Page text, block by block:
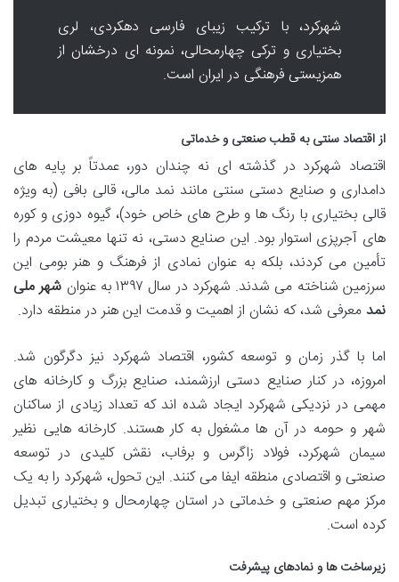
شهرکرد، با ترکیب زیبای فارسی دهکردی، لری
بختیاری و ترکی چهارمحالی، نمونه ای درخشان از
همزیستی فرهنگی در ایران است.
از اقتصاد سنتی به قطب صنعتی و خدماتی
اقتصاد شهرکرد در گذشته ای نه چندان دور، عمدتاً بر پایه های
دامداری و صنایع دستی سنتی مانند نمد مالی، قالی بافی (به ویژه
قالی بختیاری با رنگ ها و طرح های خاص خود)، گیوه دوزی و کوره
های آجرپزی استوار بود. این صنایع دستی، نه تنها معیشت مردم را
تأمین می کردند، بلکه به عنوان نمادی از فرهنگ و هنر بومی این
سرزمین شناخته می شدند. شهرکرد در سال ۱۳۹۷ به عنوان
شهر ملی
نمدمعرفی شد، که نشان از اهمیت و قدمت این هنر در منطقه دارد.
اما با گذر زمان و توسعه کشور، اقتصاد شهرکرد نیز دگرگون شد.
امروزه، در کنار صنایع دستی ارزشمند، صنایع بزرگ و کارخانه های
مهمی در نزدیکی شهرکرد ایجاد شده اند که تعداد زیادی از ساکنان
شهر و حومه در آن ها مشغول به کار هستند. کارخانه هایی نظیر
سیمان شهرکرد، فولاد زاگرس و برفاب، نقش کلیدی در توسعه
صنعتی و اقتصادی منطقه ایفا می کنند. این تحول، شهرکرد را به یک
مرکز مهم صنعتی و خدماتی در استان چهارمحال و بختیاری تبدیل
کرده است.
زیرساخت ها و نمادهای پیشرفت